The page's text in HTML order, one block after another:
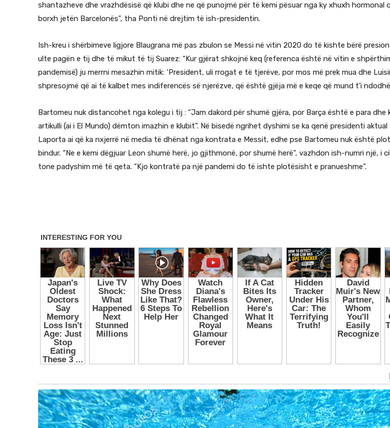
shantazheve dhe vrazhdësisë që klubi dhe ne që punojmë për të kemi pësuar nga ky xhuxh hormonal
borxh jetën Barcelonës”, tha Ponti në drejtim të ish-presidentin.
Ish-kreu i shërbimeve ligjore Blaugrana më pas zbulon se Messi në vitin 2020 do të kishte bërë
ulte pagën e tij dhe të mikut të tij Suarez: “Kur gjërat shkojnë keq (referenca është në vitin e
pandemisë) ju merrni mesazhin mitik: ‘President, uli rrogat e të tjerëve, por mos më prek mua dhe
shpresojmë që ai të kalbet mes indiferencës së njerëzve, që është gjëja më e keqe që mund t’i
Bartomeu nuk distancohet nga kolegu i tij : “Jam dakord për shumë gjëra, por Barça është e para dhe
artikulli (ai i El Mundo) dëmton imazhin e klubit”. Në bisedë ngrihet dyshimi se ka qenë presidenti
Laporta ai që ka nxjerrë në media të dhënat nga kontrata e Messit, edhe pse Bartomeu nuk është
bindur. “Ne e kemi dëgjuar Leon shumë herë, jo gjithmonë, por shumë herë”, vazhdon ish-numri një, i
tone padyshim më të qeta. “Kjo kontratë pa një pandemi do të ishte plotësisht e pranueshme”.